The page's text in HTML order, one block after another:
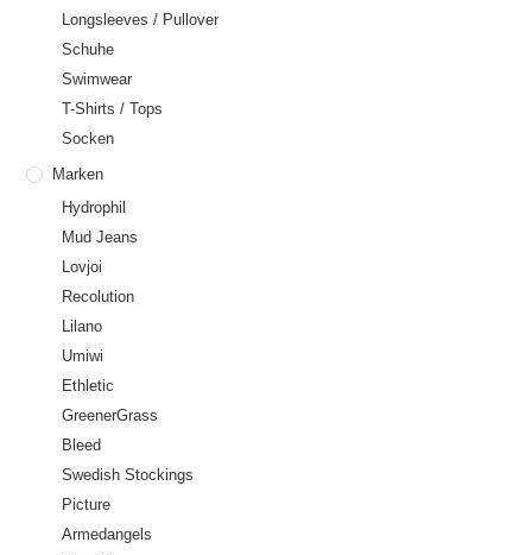
Longsleeves / Pullover
Schuhe
Swimwear
T-Shirts / Tops
Socken
Marken
Hydrophil
Mud Jeans
Lovjoi
Recolution
Lilano
Umiwi
Ethletic
GreenerGrass
Bleed
Swedish Stockings
Picture
Armedangels